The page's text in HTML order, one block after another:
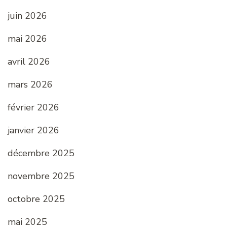
juin 2026
mai 2026
avril 2026
mars 2026
février 2026
janvier 2026
décembre 2025
novembre 2025
octobre 2025
mai 2025